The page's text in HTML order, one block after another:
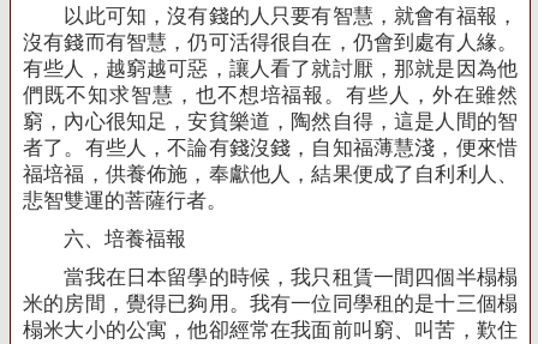
以此可知，沒有錢的人只要有智慧，就會有福報，
沒有錢而有智慧，仍可活得很自在，仍會到處有人緣。
有些人，越窮越可惡，讓人看了就討厭，那就是因為他
們既不知求智慧，也不想培福報。有些人，外在雖然
窮，內心很知足，安貧樂道，陶然自得，這是人間的智
者了。有些人，不論有錢沒錢，自知福薄慧淺，便來惜
福培福，供養佈施，奉獻他人，結果便成了自利利人、
悲智雙運的菩薩行者。
六、培養福報
當我在日本留學的時候，我只租賃一間四個半榻榻
米的房間，覺得已夠用。我有一位同學租的是十三個榻
榻米大小的公寓，他卻經常在我面前叫窮、叫苦，歎住